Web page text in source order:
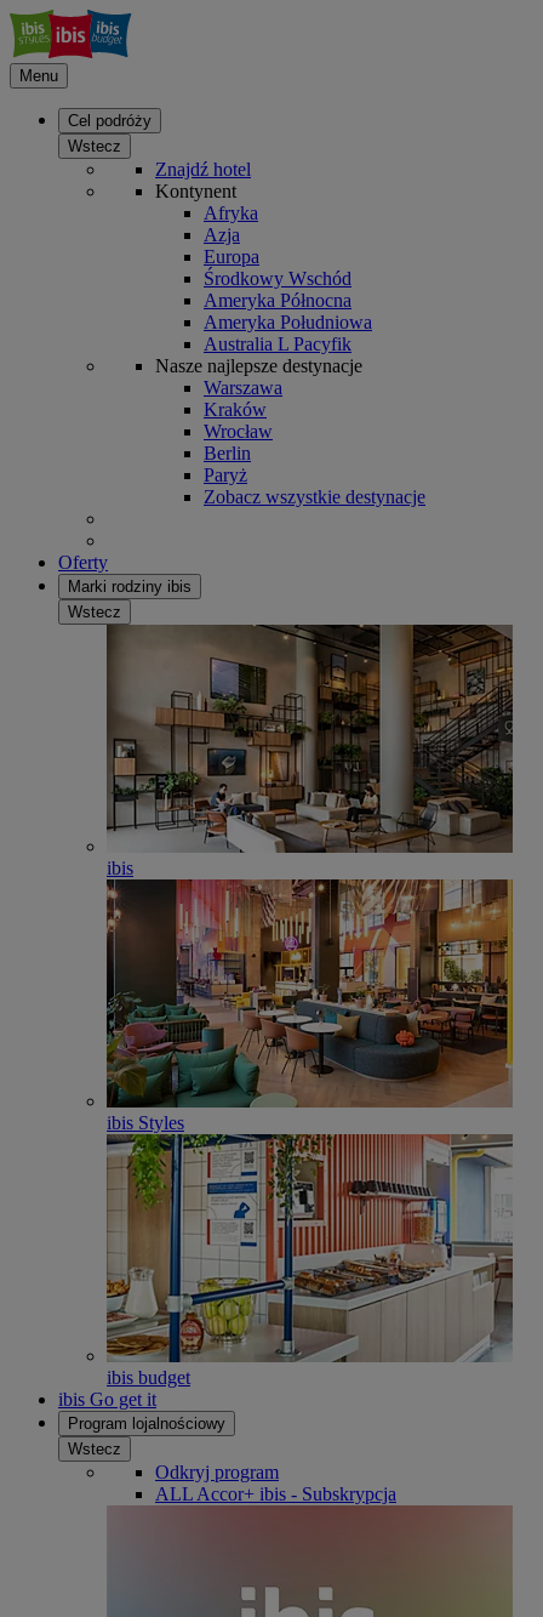
Menu
Cel podróży
Wstecz
Znajdź hotel
Kontynent
Afryka
Azja
Europa
Środkowy Wschód
Ameryka Północna
Ameryka Południowa
Australia L Pacyfik
Nasze najlepsze destynacje
Warszawa
Kraków
Wrocław
Berlin
Paryż
Zobacz wszystkie destynacje
Oferty
Marki rodziny ibis
Wstecz
ibis
ibis Styles
ibis budget
ibis Go get it
Program lojalnościowy
Wstecz
Odkryj program
ALL Accor+ ibis - Subskrypcja